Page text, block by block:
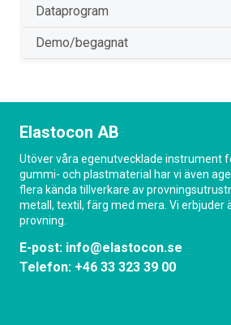
Dataprogram
Demo/begagnat
Elastocon AB
Utöver våra egenutvecklade instrument
gummi- och plastmaterial har vi även
flera kända tillverkare av
metall, textil, färg med mera. Vi erbjuder
provning.
E-post: info@elastocon.se
Telefon: +46 33 323 39 00